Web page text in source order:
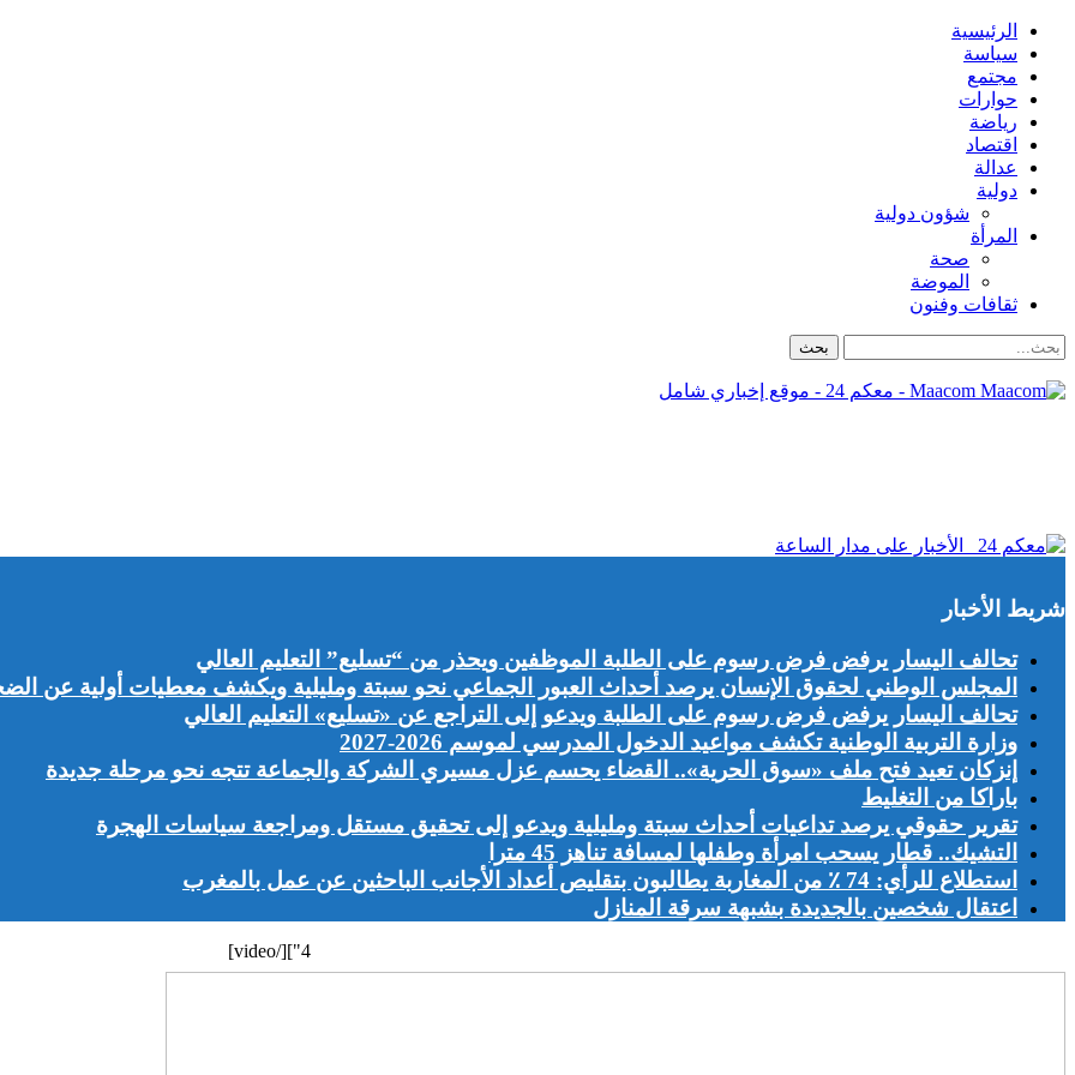
الرئيسية
سياسة
مجتمع
حوارات
رياضة
اقتصاد
عدالة
دولية
شؤون دولية
المرأة
صحة
الموضة
ثقافات وفنون
Maacom - معكم 24 - موقع إخباري شامل
شريط الأخبار
تحالف اليسار يرفض فرض رسوم على الطلبة الموظفين ويحذر من “تسليع” التعليم العالي
المجلس الوطني لحقوق الإنسان يرصد أحداث العبور الجماعي نحو سبتة ومليلية ويكشف معطيات أولية عن
تحالف اليسار يرفض فرض رسوم على الطلبة ويدعو إلى التراجع عن «تسليع» التعليم العالي
وزارة التربية الوطنية تكشف مواعيد الدخول المدرسي لموسم 2026-2027
إنزكان تعيد فتح ملف «سوق الحرية».. القضاء يحسم عزل مسيري الشركة والجماعة تتجه نحو مرحلة جديدة
باراكا من التغليط
تقرير حقوقي يرصد تداعيات أحداث سبتة ومليلية ويدعو إلى تحقيق مستقل ومراجعة سياسات الهجرة
التشيك.. قطار يسحب امرأة وطفلها لمسافة تناهز 45 مترا
استطلاع للرأي: 74 ٪ من المغاربة يطالبون بتقليص أعداد الأجانب الباحثين عن عمل بالمغرب
اعتقال شخصين بالجديدة بشبهة سرقة المنازل
4"][/video]